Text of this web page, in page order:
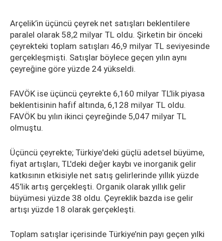
Arçelik’in üçüncü çeyrek net satışları beklentilere
paralel olarak 58,2 milyar TL oldu. Şirketin bir önceki
çeyrekteki toplam satışları 46,9 milyar TL seviyesinde
gerçekleşmişti. Satışlar böylece geçen yılın aynı
çeyreğine göre yüzde 24 yükseldi.
FAVÖK ise üçüncü çeyrekte 6,160 milyar TL’lik piyasa
beklentisinin hafif altında, 6,128 milyar TL oldu.
FAVÖK bu yılın ikinci çeyreğinde 5,047 milyar TL
olmuştu.
Üçüncü çeyrekte; Türkiye'deki güçlü adetsel büyüme,
fiyat artışları, TL'deki değer kaybı ve inorganik gelir
katkısının etkisiyle net satış gelirlerinde yıllık yüzde
45’lik artış gerçekleşti. Organik olarak yıllık gelir
büyümesi yüzde 38 oldu. Çeyreklik bazda ise gelir
artışı yüzde 18 olarak gerçekleşti.
Toplam satışlar içerisinde Türkiye’nin payı geçen yılki